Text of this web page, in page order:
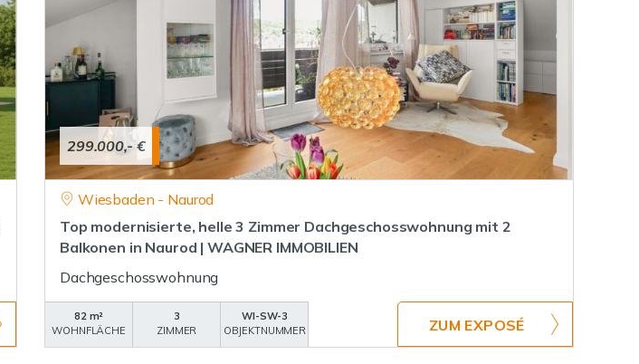
299.000,- €
Wiesbaden - Naurod
Top modernisierte, helle 3 Zimmer Dachgeschosswohnung mit 2
Balkonen in Naurod | WAGNER IMMOBILIEN
Dachgeschosswohnung
82 m²
WOHNFLÄCHE
3
ZIMMER
WI-SW-3
OBJEKTNUMMER
ZUM EXPOSÉ